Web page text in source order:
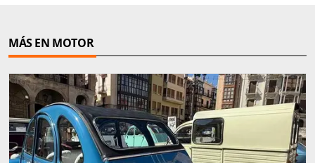
MÁS EN MOTOR